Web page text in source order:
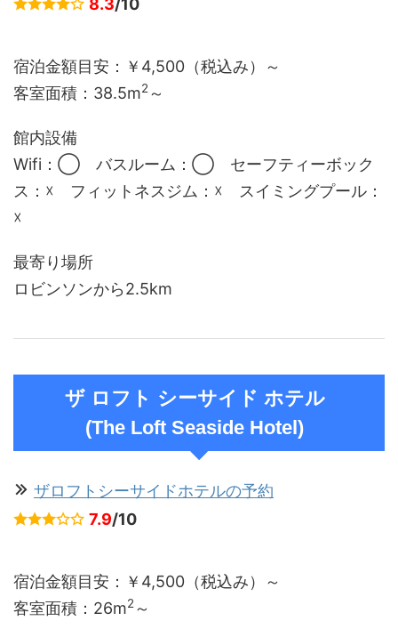
8.3/10
宿泊金額目安：￥4,500（税込み）～
客室面積： 38.5m2～
館内設備
Wifi：◯ バスルーム：◯ セーフティーボック
ス：☓ フィットネスジム：☓ スイミングプール：
☓
最寄り場所
ロビンソンから2.5km
ザ ロフト シーサイド ホテル
(The Loft Seaside Hotel)
ザロフトシーサイドホテルの予約
7.9/10
宿泊金額目安：￥4,500（税込み）～
客室面積：26m2～